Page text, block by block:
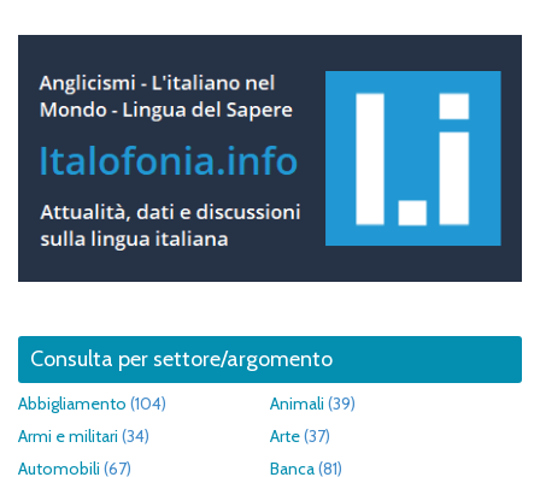
Consulta per settore/argomento
Abbigliamento (104) Animali (39)
Armi e militari (34) Arte(37)
Automobili (67) Banca(81)